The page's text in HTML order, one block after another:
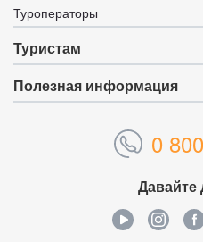
Туроператоры
Туристам
Полезная информация
0
Давайте